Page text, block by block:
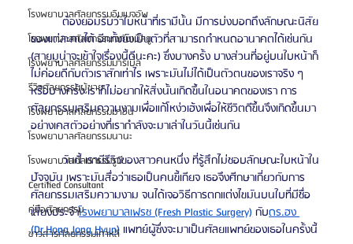
โรงพยาบาลศัลยกรรมอิมเมจอัพ
โรงพยาบาลศัลยกรรมเจดับเบิลยู
โรงพยาบาลศัลยกรรมมาร์เบิ้ล
รีวิวศัลยกรรมผู้ชาย
โรงพยาบาลศัลยกรรมมาอิน
โรงพยาบาลศัลยกรรมนานะ
โรงพยาบาลศัลยกรรมรูบี
Certified Consultant
คู่มือศัลยกรรม
ข่าวสารศัลยกรรมเกาหลี
	ต้องยอมรับว่าใบหน้าที่เรามีนั้น มีการบ่งบอกถึงลักษณะนิสัย
ของแต่ละคนได้ อีกทั้งยังเป็นตัวที่สามารถกำหนดอานาคตได้เช่นกัน
(สายมูน่าจะเข้าใจเรื่องนี้ดีนะคะ) ซึ่งบางครั้ง บางส่วนที่อยู่บนใบหน้าก็
ไม่ค่อยดีกับตัวเราสักเท่าไร เพราะมันไม่ได้เป็นตัวตนของเราจริง ๆ
หรือบางครั้ง เราก็ไม่อยากให้สิ่งนั้นเกิดขึ้นในอนาคตของเรา การ
ศัลยกรรมเสริมความงามเพื่อแก้โหง่วเฮ้งเพื่อให้ชีวิตดีขึ้นจึงเกิดขึ้นมา
อย่างเคสตัวอย่างที่เรากำลังจะมาเล่าในวันนี้เช่นกัน
	วันนี้ เรามีรีวิวของสาวคนหนึ่ง ที่รู้สึกไม่ชอบลักษณะใบหน้าใน
ปัจจุบัน เพราะมันสื่อว่าเธอเป็นคนขี้เกียจ เธอจึงศีกษาเกี่ยวกับการ
ศัลยกรรมเสริมความงาม จนได้เจอวิธีการตกแต่งไขมันบนใบที่มีชื่อ
เสียงประจำโรงพยาบาลเฟรช (Fresh Plastic Surgery) กับดร.ฮง
(Dr.Hong Jong Hyun) แพทย์ผู้ซึ่งจะมาเป็นศัลยแพทย์ของเธอในครั้งนี้